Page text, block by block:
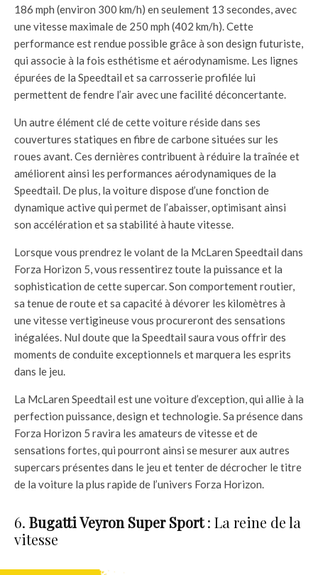
186 mph (environ 300 km/h) en seulement 13 secondes, avec
une vitesse maximale de 250 mph (402 km/h). Cette
performance est rendue possible grâce à son design futuriste,
qui associe à la fois esthétisme et aérodynamisme. Les lignes
épurées de la Speedtail et sa carrosserie profilée lui
permettent de fendre l’air avec une facilité déconcertante.
Un autre élément clé de cette voiture réside dans ses
couvertures statiques en fibre de carbone situées sur les
roues avant. Ces dernières contribuent à réduire la traînée et
améliorent ainsi les performances aérodynamiques de la
Speedtail. De plus, la voiture dispose d’une fonction de
dynamique active qui permet de l’abaisser, optimisant ainsi
son accélération et sa stabilité à haute vitesse.
Lorsque vous prendrez le volant de la McLaren Speedtail dans
Forza Horizon 5, vous ressentirez toute la puissance et la
sophistication de cette supercar. Son comportement routier,
sa tenue de route et sa capacité à dévorer les kilomètres à
une vitesse vertigineuse vous procureront des sensations
inégalées. Nul doute que la Speedtail saura vous offrir des
moments de conduite exceptionnels et marquera les esprits
dans le jeu.
La McLaren Speedtail est une voiture d’exception, qui allie à la
perfection puissance, design et technologie. Sa présence dans
Forza Horizon 5 ravira les amateurs de vitesse et de
sensations fortes, qui pourront ainsi se mesurer aux autres
supercars présentes dans le jeu et tenter de décrocher le titre
de la voiture la plus rapide de l’univers Forza Horizon.
6. Bugatti Veyron Super Sport: La reine de la
vitesse